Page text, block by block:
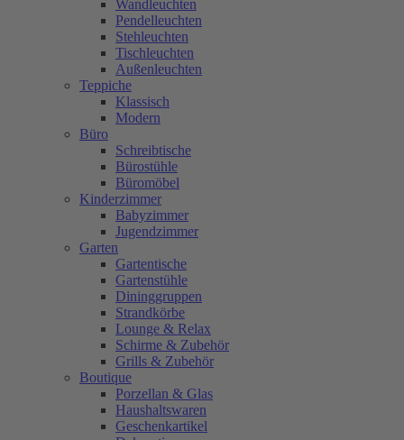
Wandleuchten
Pendelleuchten
Stehleuchten
Tischleuchten
Außenleuchten
Teppiche
Klassisch
Modern
Büro
Schreibtische
Bürostühle
Büromöbel
Kinderzimmer
Babyzimmer
Jugendzimmer
Garten
Gartentische
Gartenstühle
Dininggruppen
Strandkörbe
Lounge & Relax
Schirme & Zubehör
Grills & Zubehör
Boutique
Porzellan & Glas
Haushaltswaren
Geschenkartikel